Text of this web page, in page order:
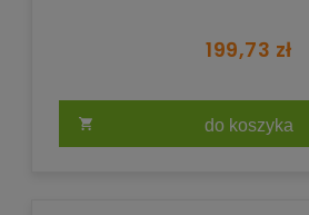
199,73 zł
do koszyka